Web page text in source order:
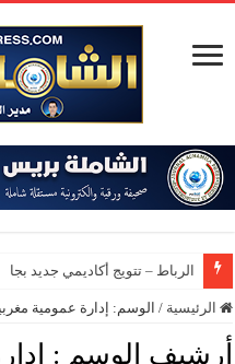
الرباط – تتويج أكاديمي جديد
الرئيسية / الوسم: إدارة عمومية
أرشيف الوسم :